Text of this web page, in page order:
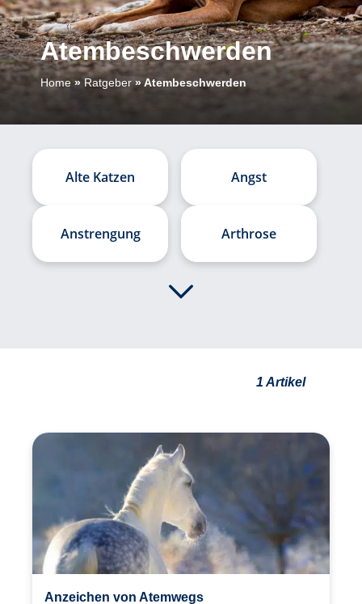
Atembeschwerden
Home » Ratgeber»Atembeschwerden
Alte Katzen Angst
Anstrengung Arthrose
1 Artikel
Anzeichen von Atemwegs